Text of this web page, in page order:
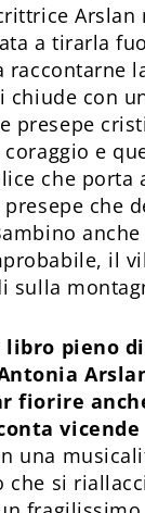
Arslan
a tirarla
raccontarne
chiude con
presepe
e
che porta
che
anche
il
sulla
libro pieno
fiorire
vicende
una
che si